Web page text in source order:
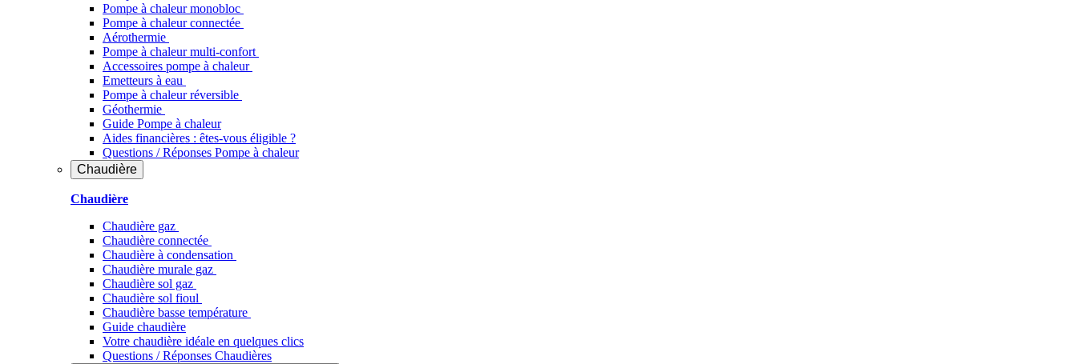
Pompe à chaleur monobloc
Pompe à chaleur connectée
Aérothermie
Pompe à chaleur multi-confort
Accessoires pompe à chaleur
Emetteurs à eau
Pompe à chaleur réversible
Géothermie
Guide Pompe à chaleur
Aides financières : êtes-vous éligible ?
Questions / Réponses Pompe à chaleur
Chaudière
Chaudière
Chaudière gaz
Chaudière connectée
Chaudière à condensation
Chaudière murale gaz
Chaudière sol gaz
Chaudière sol fioul
Chaudière basse température
Guide chaudière
Votre chaudière idéale en quelques clics
Questions / Réponses Chaudières